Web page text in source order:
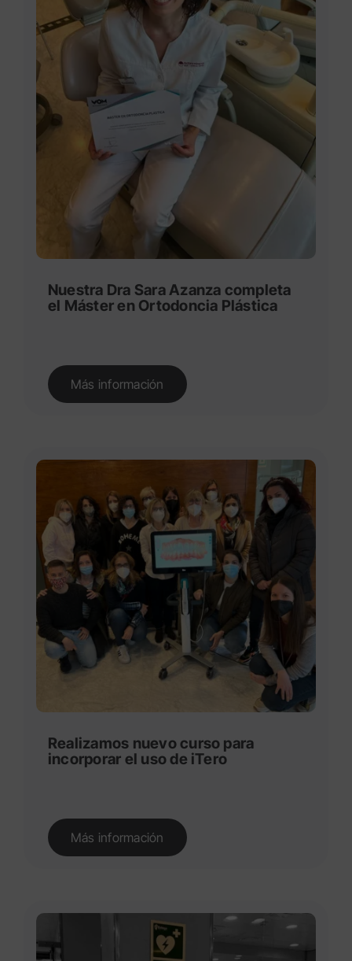
Nuestra Dra Sara Azanza completa
el Máster en Ortodoncia Plástica
Más información
Realizamos nuevo curso para
incorporar el uso de iTero
Más información